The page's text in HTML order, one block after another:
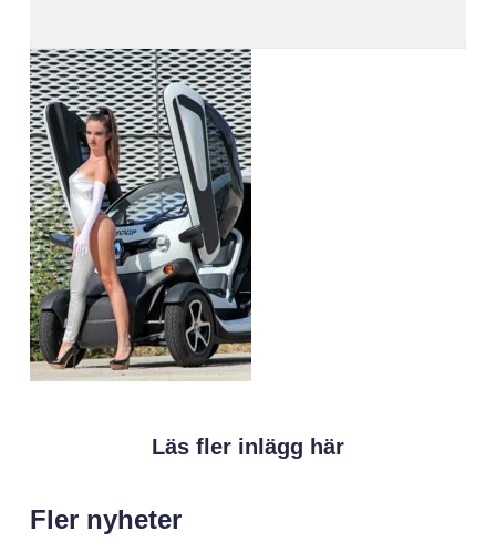
Läs fler inlägg här
Fler nyheter